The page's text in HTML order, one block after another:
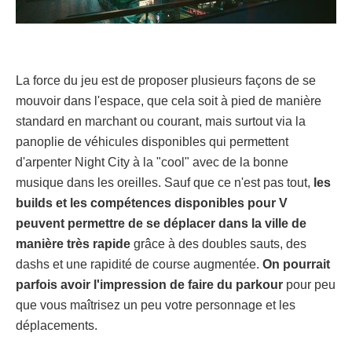
La force du jeu est de proposer plusieurs façons de se
mouvoir dans l'espace, que cela soit à pied de manière
standard en marchant ou courant, mais surtout via la
panoplie de véhicules disponibles qui permettent
d'arpenter Night City à la "cool" avec de la bonne
musique dans les oreilles. Sauf que ce n'est pas tout, les
builds et les compétences disponibles pour V
peuvent permettre de se déplacer dans la ville de
manière très rapide grâce à des doubles sauts, des
dashs et une rapidité de course augmentée. On pourrait
parfois avoir l'impression de faire du parkour pour peu
que vous maîtrisez un peu votre personnage et les
déplacements.